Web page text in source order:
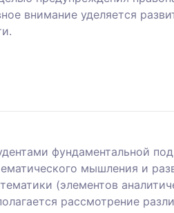
внимание уделяется
фундаментальной
мышления и
(элементов
рассмотрение